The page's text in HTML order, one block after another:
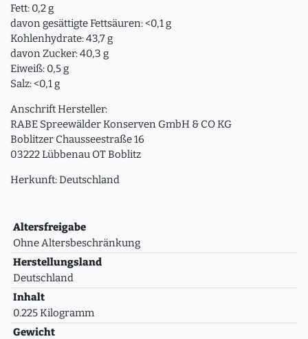
Fett: 0,2 g
davon gesättigte Fettsäuren: <0,1 g
Kohlenhydrate: 43,7 g
davon Zucker: 40,3 g
Eiweiß: 0,5 g
Salz: <0,1 g
Anschrift Hersteller:
RABE Spreewälder Konserven GmbH & CO KG
Boblitzer Chausseestraße 16
03222 Lübbenau OT Boblitz
Herkunft: Deutschland
Altersfreigabe
Ohne Altersbeschränkung
Herstellungsland
Deutschland
Inhalt
0.225 Kilogramm
Gewicht